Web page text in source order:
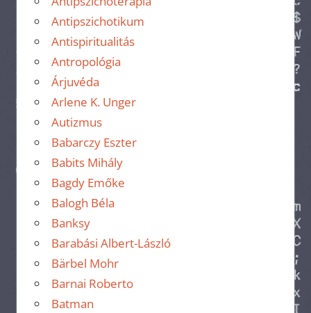
Antipszichotikum
Antispiritualitás
Antropológia
Árjuvéda
Arlene K. Unger
Autizmus
Babarczy Eszter
Babits Mihály
Bagdy Emőke
Balogh Béla
Banksy
Barabási Albert-László
Bärbel Mohr
Barnai Roberto
Batman